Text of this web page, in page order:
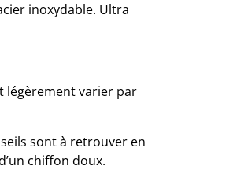
inoxydable. Ultra
légèrement varier par
sont à retrouver en
chiffon doux.